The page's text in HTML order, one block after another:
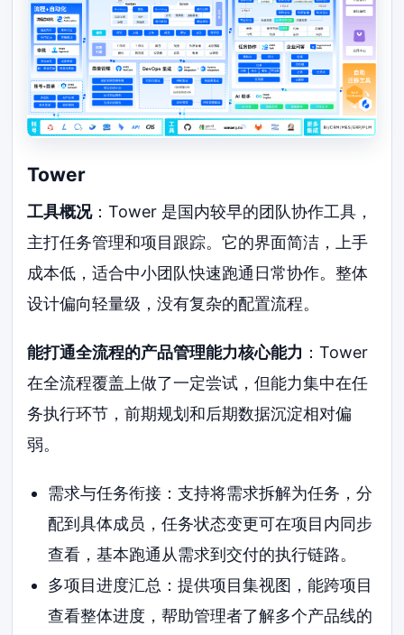
Tower
工具概况：Tower 是国内较早的团队协作工具，
主打任务管理和项目跟踪。它的界面简洁，上手
成本低，适合中小团队快速跑通日常协作。整体
设计偏向轻量级，没有复杂的配置流程。
能打通全流程的产品管理能力核心能力 ：Tower
在全流程覆盖上做了一定尝试，但能力集中在任
务执行环节，前期规划和后期数据沉淀相对偏
弱。
需求与任务衔接：支持将需求拆解为任务，分
配到具体成员，任务状态变更可在项目内同步
查看，基本跑通从需求到交付的执行链路。
多项目进度汇总：提供项目集视图，能跨项目
查看整体进度，帮助管理者了解多个产品线的